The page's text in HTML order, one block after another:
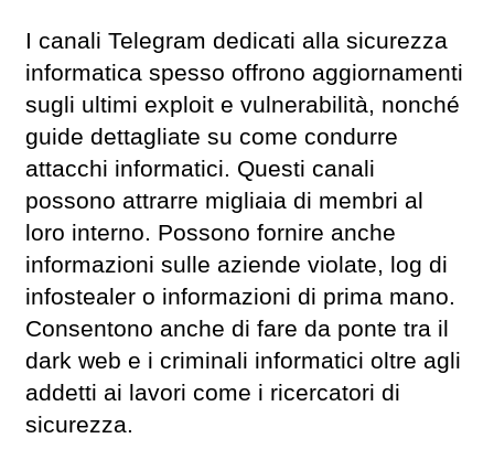
I canali Telegram dedicati alla sicurezza
informatica spesso offrono aggiornamenti
sugli ultimi exploit e vulnerabilità, nonché
guide dettagliate su come condurre
attacchi informatici. Questi canali
possono attrarre migliaia di membri al
loro interno. Possono fornire anche
informazioni sulle aziende violate, log di
infostealer o informazioni di prima mano.
Consentono anche di fare da ponte tra il
dark web e i criminali informatici oltre agli
addetti ai lavori come i ricercatori di
sicurezza.